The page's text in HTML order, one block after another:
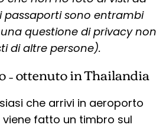
passaporti sono entrambi
questione di privacy non
di altre persone).
ottenuto in Thailandia
che arrivi in aeroporto
viene fatto un timbro sul